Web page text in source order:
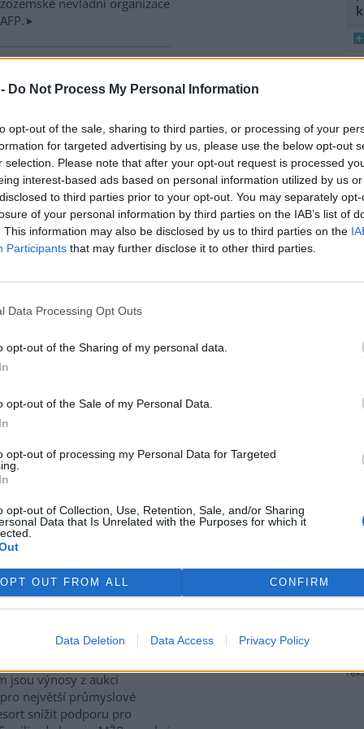
Do Not Process My Personal Information
opt-out of the sale, sharing to third parties, or processing of your
for targeted advertising by us, please use the below opt-out
selection. Please note that after your opt-out request is processed
interest-based ads based on personal information utilized by us
to third parties prior to your opt-out. You may separately
of your personal information by third parties on the IAB’s list of
This information may also be disclosed by us to third parties on the
Participants that may further disclose it to other third parties.
Data Processing Opt Outs
opt-out of the Sharing of my personal data.
opt-out of the Sale of my Personal Data.
opt-out of processing my Personal Data for Targeted
opt-out of Collection, Use, Retention, Sale, and/or Sharing
Data that Is Unrelated with the Purposes for which it
OPT OUT FROM ALL CONFIRM
Data Deletion Data Access Privacy Policy
řeky minimální průtoky
jihočeských řekách historicky
průtok vody. Nejhorší je
v rovinatých oblastech,
na Českobudějovicku. ČTK
krajině,
12
významně zvyšují počet i
krajině. Biodiverzitě
také staré stodoly,
ptákům poskytují úkryt i
krajině naopak
obratlovců Akademie
přesun peněz z výnosů
ČR kritizují
životního prostředí
za plánovaný přesun peněz z
v
tiskové zprávěa
chce podle nich
jsou výnosy z aukcí
největší průmyslové
snížit podporu pro